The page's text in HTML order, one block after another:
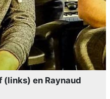
(links) en Raynaud